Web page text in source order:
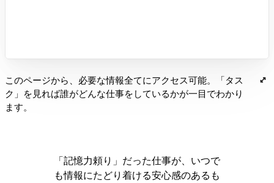
このページから、必要な情報全てにアクセス可能。「タス
ク」を見れば誰がどんな仕事をしているかが一目でわかり
ます。
「記憶力頼り」だった仕事が、いつで
も情報にたどり着ける安心感のあるも